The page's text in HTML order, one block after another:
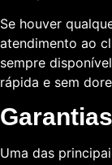
Se houver
atendimento ao
sempre
rápida e sem
Garantias
Uma das